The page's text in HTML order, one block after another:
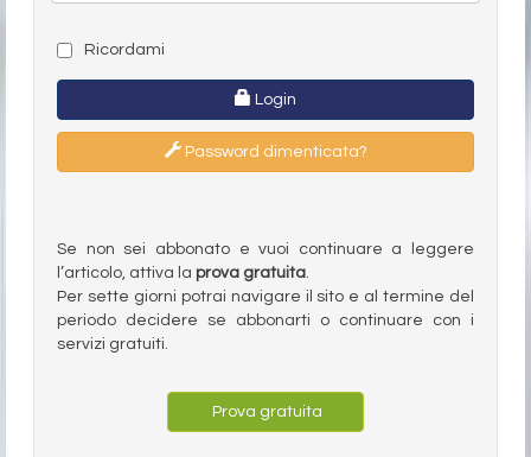
Ricordami
Login
Password dimenticata?
Se non sei abbonato e vuoi continuare a leggere
l’articolo, attiva la prova gratuita.
Per sette giorni potrai navigare il sito e al termine del
periodo decidere se abbonarti o continuare con i
servizi gratuiti.
Prova gratuita